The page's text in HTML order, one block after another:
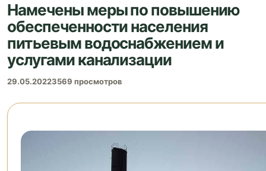
Намечены меры по повышению
обеспеченности населения
питьевым водоснабжением и
услугами канализации
29.05.20223569 просмотров